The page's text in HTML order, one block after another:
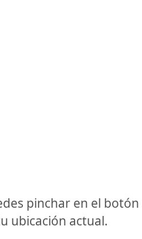
pinchar en el botón
ubicación actual.